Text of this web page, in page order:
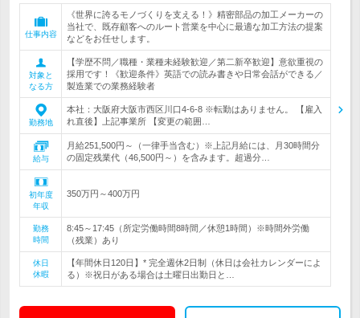
仕事内容
《世界に誇るモノづくりを支える！》精密部品の加工メーカーの
当社で、既存顧客へのルート営業を中心に最適な加工方法の提案
などをお任せします。
対象と
なる方
【学歴不問／職種・業種未経験歓迎／第二新卒歓迎】意欲重視の
採用です！《歓迎条件》英語での読み書きや日常会話ができる／
製造業での業務経験者
勤務地
本社：大阪府大阪市西区川口4-6-8 ※転勤はありません。 【雇入
れ直後】上記事業所 【変更の範囲…
給与
月給251,500円～（一律手当含む）※上記月給には、月30時間分
の固定残業代（46,500円～）を含みます。超過分…
初年度
年収
350万円～400万円
勤務
時間
8:45～17:45（所定労働時間8時間／休憩1時間）※時間外労働
（残業）あり
休日
休暇
【年間休日120日】* 完全週休2日制（休日は会社カレンダーによ
る）※祝日がある場合は土曜日出勤日と…